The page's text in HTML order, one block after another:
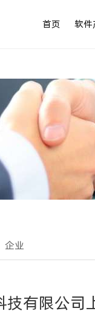
首页 软件
企业
技有限公司